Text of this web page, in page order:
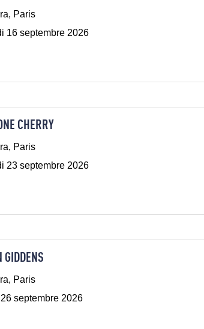
Paris
16 septembre 2026
CHERRY
Paris
23 septembre 2026
GIDDENS
Paris
septembre 2026